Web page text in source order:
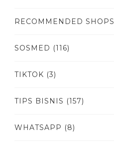
RECOMMENDED SHOPS
SOSMED (116)
TIKTOK (3)
TIPS BISNIS (157)
WHATSAPP (8)